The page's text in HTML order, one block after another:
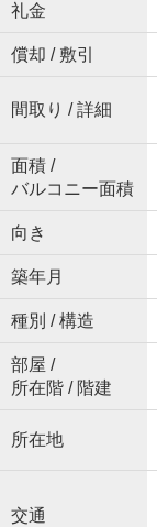
礼金
償却 / 敷引
間取り / 詳細
面積 /
バルコニー面積
向き
築年月
種別 / 構造
部屋 /
所在階 / 階建
所在地
交通